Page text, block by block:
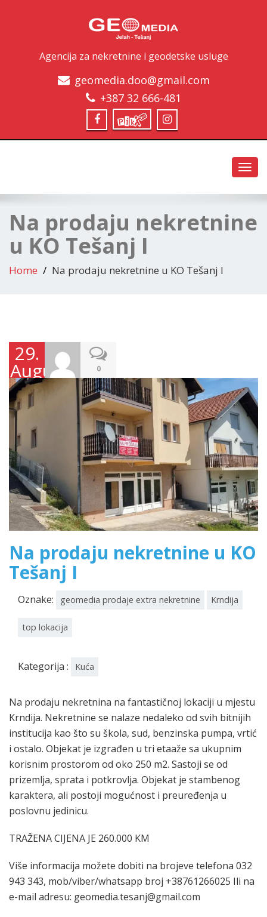
Agencija za nekretnine i geodetske usluge
geomedia.doo@gmail.com
+387 32 666-481
Na prodaju nekretnine
u KO Tešanj I
Home Na prodaju nekretnine u KO Tešanj I
29.
Augusta
2023.
0
Na prodaju nekretnine u KO
Tešanj I
Oznake: geomedia prodaje extra nekretnine Krndija
top lokacija
Kategorija : Kuća
Na prodaju nekretnina na fantastičnoj lokaciji u mjestu
Krndija. Nekretnine se nalaze nedaleko od svih bitnijih
institucija kao što su škola, sud, benzinska pumpa, vrtić
i ostalo. Objekat je izgrađen u tri etaaže sa ukupnim
korisnim prostorom od oko 250 m2. Sastoji se od
prizemlja, sprata i potkrovlja. Objekat je stambenog
karaktera, ali postoji mogućnost i preuređenja u
poslovnu jedinicu.
TRAŽENA CIJENA JE 260.000 KM
Više informacija možete dobiti na brojeve telefona 032
943 343, mob/viber/whatsapp broj +38761266025 Ili na
e-mail adresu: geomedia.tesanj@gmail.com